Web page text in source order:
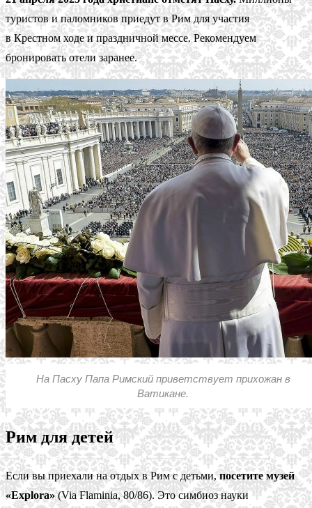
туристов и паломников приедут в Рим для участия
в Крестном ходе и праздничной мессе. Рекомендуем
бронировать отели заранее.
На Пасху Папа Римский приветствует прихожан в
Ватикане.
Рим для детей
Если вы приехали на отдых в Рим с детьми,посетите музей
«Explora»(Via Flaminia, 80/86). Это симбиоз науки